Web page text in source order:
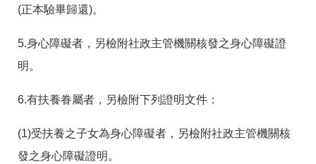
資
訊
分
表
(正本驗畢歸還)。
5.身心障礙者，另檢附社政主管機關核發之身心障礙證
明。
6.有扶養眷屬者，另檢附下列證明文件：
(1)受扶養之子女為身心障礙者，另檢附社政主管機關核
發之身心障礙證明。